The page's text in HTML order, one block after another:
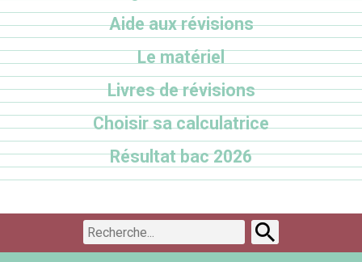
Aide aux révisions
Le matériel
Livres de révisions
Choisir sa calculatrice
Résultat bac 2026